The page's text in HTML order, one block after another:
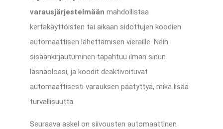
varausjärjestelmään mahdollistaa
kertakäyttöisten tai aikaan sidottujen koodien
automaattisen lähettämisen vieraille. Näin
sisäänkirjautuminen tapahtuu ilman sinun
läsnäoloasi, ja koodit deaktivoituvat
automaattisesti varauksen päätyttyä, mikä lisää
turvallisuutta.
Seuraava askel on siivousten automaattinen